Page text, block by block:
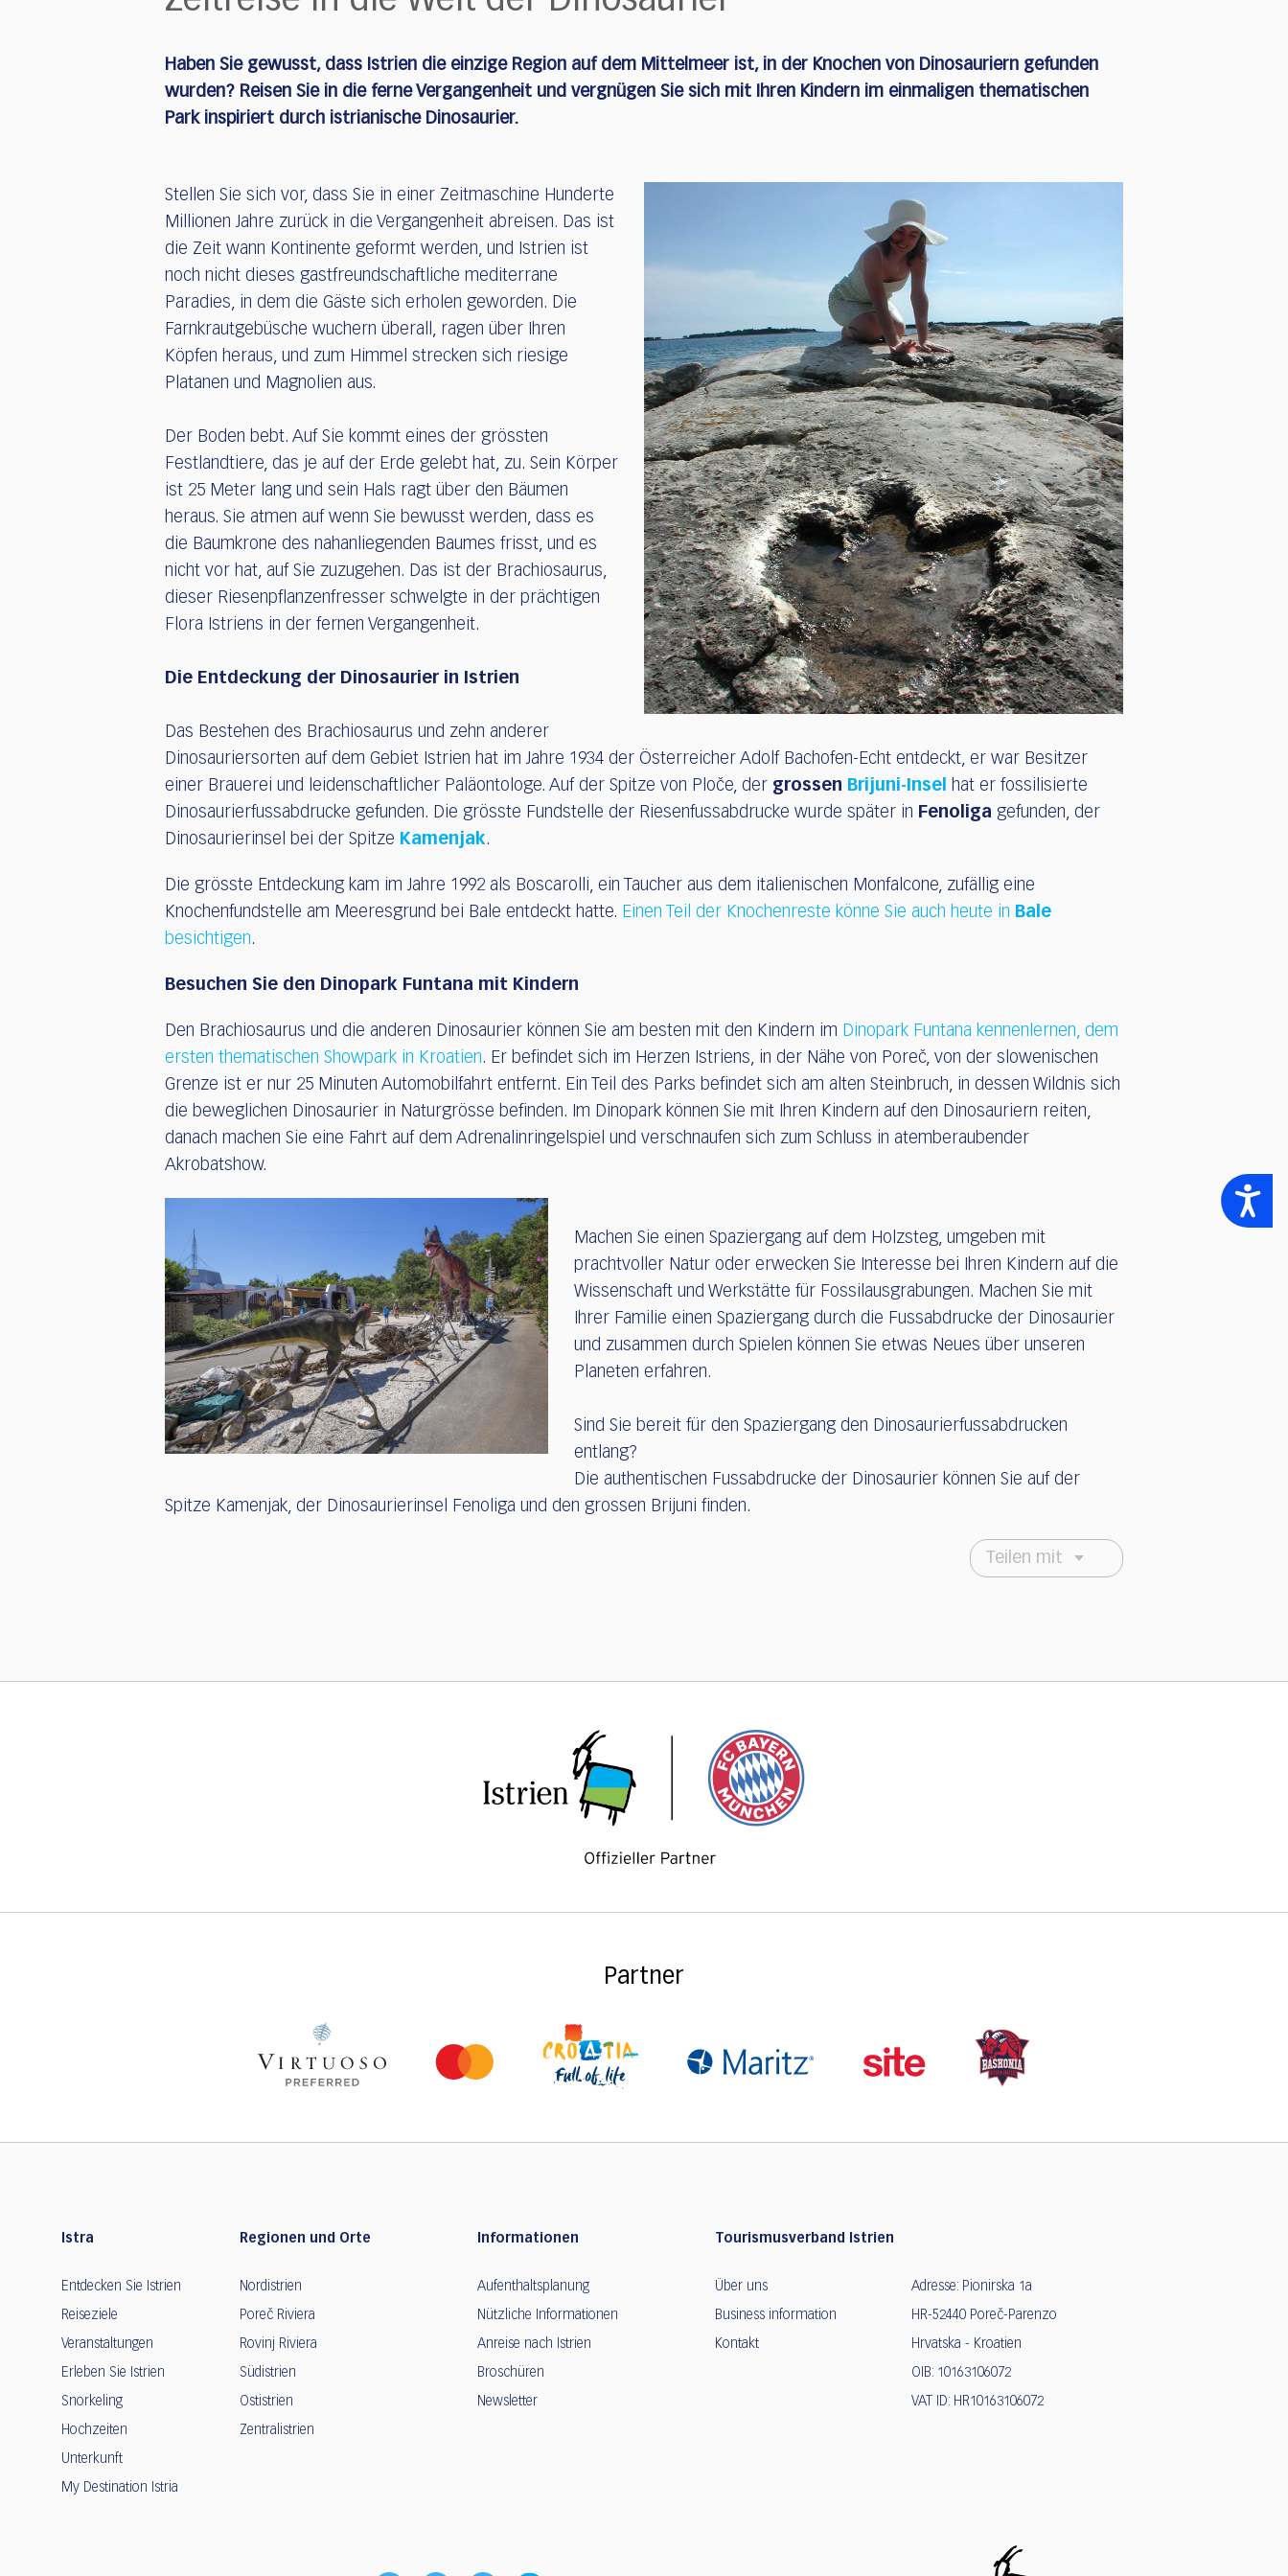
Accessibility
Haben Sie gewusst, dass Istrien die einzige Region auf dem Mittelmeer ist, in der Knochen von Dinosauriern gefunden
wurden? Reisen Sie in die ferne Vergangenheit und vergnügen Sie sich mit Ihren Kindern im einmaligen thematischen
Park inspiriert durch istrianische Dinosaurier.
Stellen Sie sich vor, dass Sie in einer Zeitmaschine Hunderte
Millionen Jahre zurück in die Vergangenheit abreisen. Das ist
die Zeit wann Kontinente geformt werden, und Istrien ist
noch nicht dieses gastfreundschaftliche mediterrane
Paradies, in dem die Gäste sich erholen geworden. Die
Farnkrautgebüsche wuchern überall, ragen über Ihren
Köpfen heraus, und zum Himmel strecken sich riesige
Platanen und Magnolien aus.
Der Boden bebt. Auf Sie kommt eines der grössten
Festlandtiere, das je auf der Erde gelebt hat, zu. Sein Körper
ist 25 Meter lang und sein Hals ragt über den Bäumen
heraus. Sie atmen auf wenn Sie bewusst werden, dass es
die Baumkrone des nahanliegenden Baumes frisst, und es
nicht vor hat, auf Sie zuzugehen. Das ist der Brachiosaurus,
dieser Riesenpflanzenfresser schwelgte in der prächtigen
Flora Istriens in der fernen Vergangenheit.
Die Entdeckung der Dinosaurier in Istrien
Das Bestehen des Brachiosaurus und zehn anderer
Dinosauriersorten auf dem Gebiet Istrien hat im Jahre 1934 der Österreicher Adolf Bachofen-Echt entdeckt, er war Besitzer
einer Brauerei und leidenschaftlicher Paläontologe. Auf der Spitze von Ploče, der grossen Brijuni-Insel
hat er fossilisierte
Dinosaurierfussabdrucke gefunden. Die grösste Fundstelle der Riesenfussabdrucke wurde später in Fenoliga gefunden, der
Dinosaurierinsel bei der Spitze Kamenjak.
Die grösste Entdeckung kam im Jahre 1992 als Boscarolli, ein Taucher aus dem italienischen Monfalcone, zufällig eine
Knochenfundstelle am Meeresgrund bei Bale entdeckt hatte. Einen Teil der Knochenreste könne Sie auch heute in Bale
besichtigen.
Besuchen Sie den Dinopark Funtana mit Kindern
Den Brachiosaurus und die anderen Dinosaurier können Sie am besten mit den Kindern im Dinopark Funtana kennenlernen, dem
ersten thematischen Showpark in Kroatien. Er befindet sich im Herzen Istriens, in der Nähe von Poreč, von der slowenischen
Grenze ist er nur 25 Minuten Automobilfahrt entfernt. Ein Teil des Parks befindet sich am alten Steinbruch, in dessen Wildnis sich
die beweglichen Dinosaurier in Naturgrösse befinden. Im Dinopark können Sie mit Ihren Kindern auf den Dinosauriern reiten,
danach machen Sie eine Fahrt auf dem Adrenalinringelspiel und verschnaufen sich zum Schluss in atemberaubender
Akrobatshow.
Machen Sie einen Spaziergang auf dem Holzsteg, umgeben mit
prachtvoller Natur oder erwecken Sie Interesse bei Ihren Kindern auf die
Wissenschaft und Werkstätte für Fossilausgrabungen. Machen Sie mit
Ihrer Familie einen Spaziergang durch die Fussabdrucke der Dinosaurier
und zusammen durch Spielen können Sie etwas Neues über unseren
Planeten erfahren.
Sind Sie bereit für den Spaziergang den Dinosaurierfussabdrucken
entlang?
Die authentischen Fussabdrucke der Dinosaurier können Sie auf der
Spitze Kamenjak, der Dinosaurierinsel Fenoliga und den grossen Brijuni finden.
Teilen mit
Partner
Istra
Entdecken Sie Istrien
Reiseziele
Veranstaltungen
Erleben Sie Istrien
Snorkeling
Hochzeiten
Unterkunft
My Destination Istria
Regionen und Orte
Nordistrien
Poreč Riviera
Rovinj Riviera
Südistrien
Ostistrien
Zentralistrien
Informationen
Aufenthaltsplanung
Nützliche Informationen
Anreise nach Istrien
Broschüren
Newsletter
Tourismusverband Istrien
Über uns
Business information
Kontakt
Adresse: Pionirska 1a
HR-52440 Poreč-Parenzo
Hrvatska - Kroatien
OIB: 10163106072
VAT ID: HR10163106072